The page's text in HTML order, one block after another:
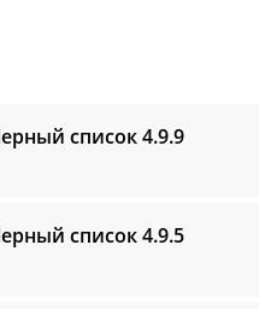
список4.9.9
список4.9.5